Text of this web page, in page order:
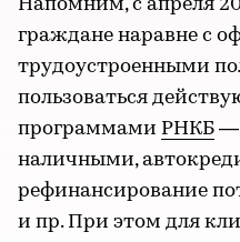
Напомним, с апреля
граждане наравне с
трудоустроенными
пользоваться
программами РНКБ —
наличными,
рефинансирование
и пр. При этом для